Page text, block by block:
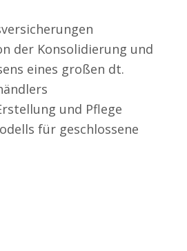
der Konsolidierung und
eines großen dt.
und Pflege
für geschlossene